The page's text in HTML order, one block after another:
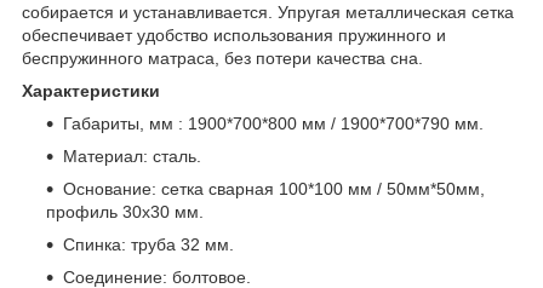
собирается и устанавливается. Упругая металлическая сетка
обеспечивает удобство использования пружинного и
беспружинного матраса, без потери качества сна.
Характеристики
Габариты, мм : 1900*700*800 мм / 1900*700*790 мм.
Материал: сталь.
Основание: сетка сварная 100*100 мм / 50мм*50мм,
профиль 30х30 мм.
Спинка: труба 32 мм.
Соединение: болтовое.